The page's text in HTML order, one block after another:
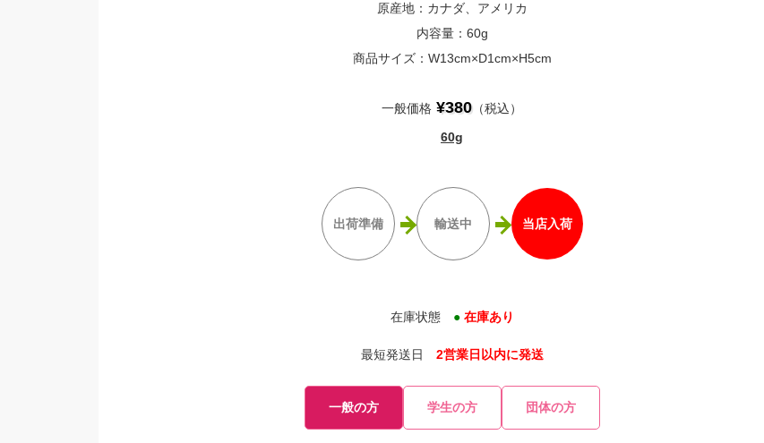
原産地：カナダ、アメリカ
内容量：60g
商品サイズ：W13cm×D1cm×H5cm
一般価格 ¥380（税込）
60g
出荷準備 輸送中 当店入荷
在庫状態 ● 在庫あり
最短発送日 2営業日以内に発送
一般の方 学生の方 団体の方